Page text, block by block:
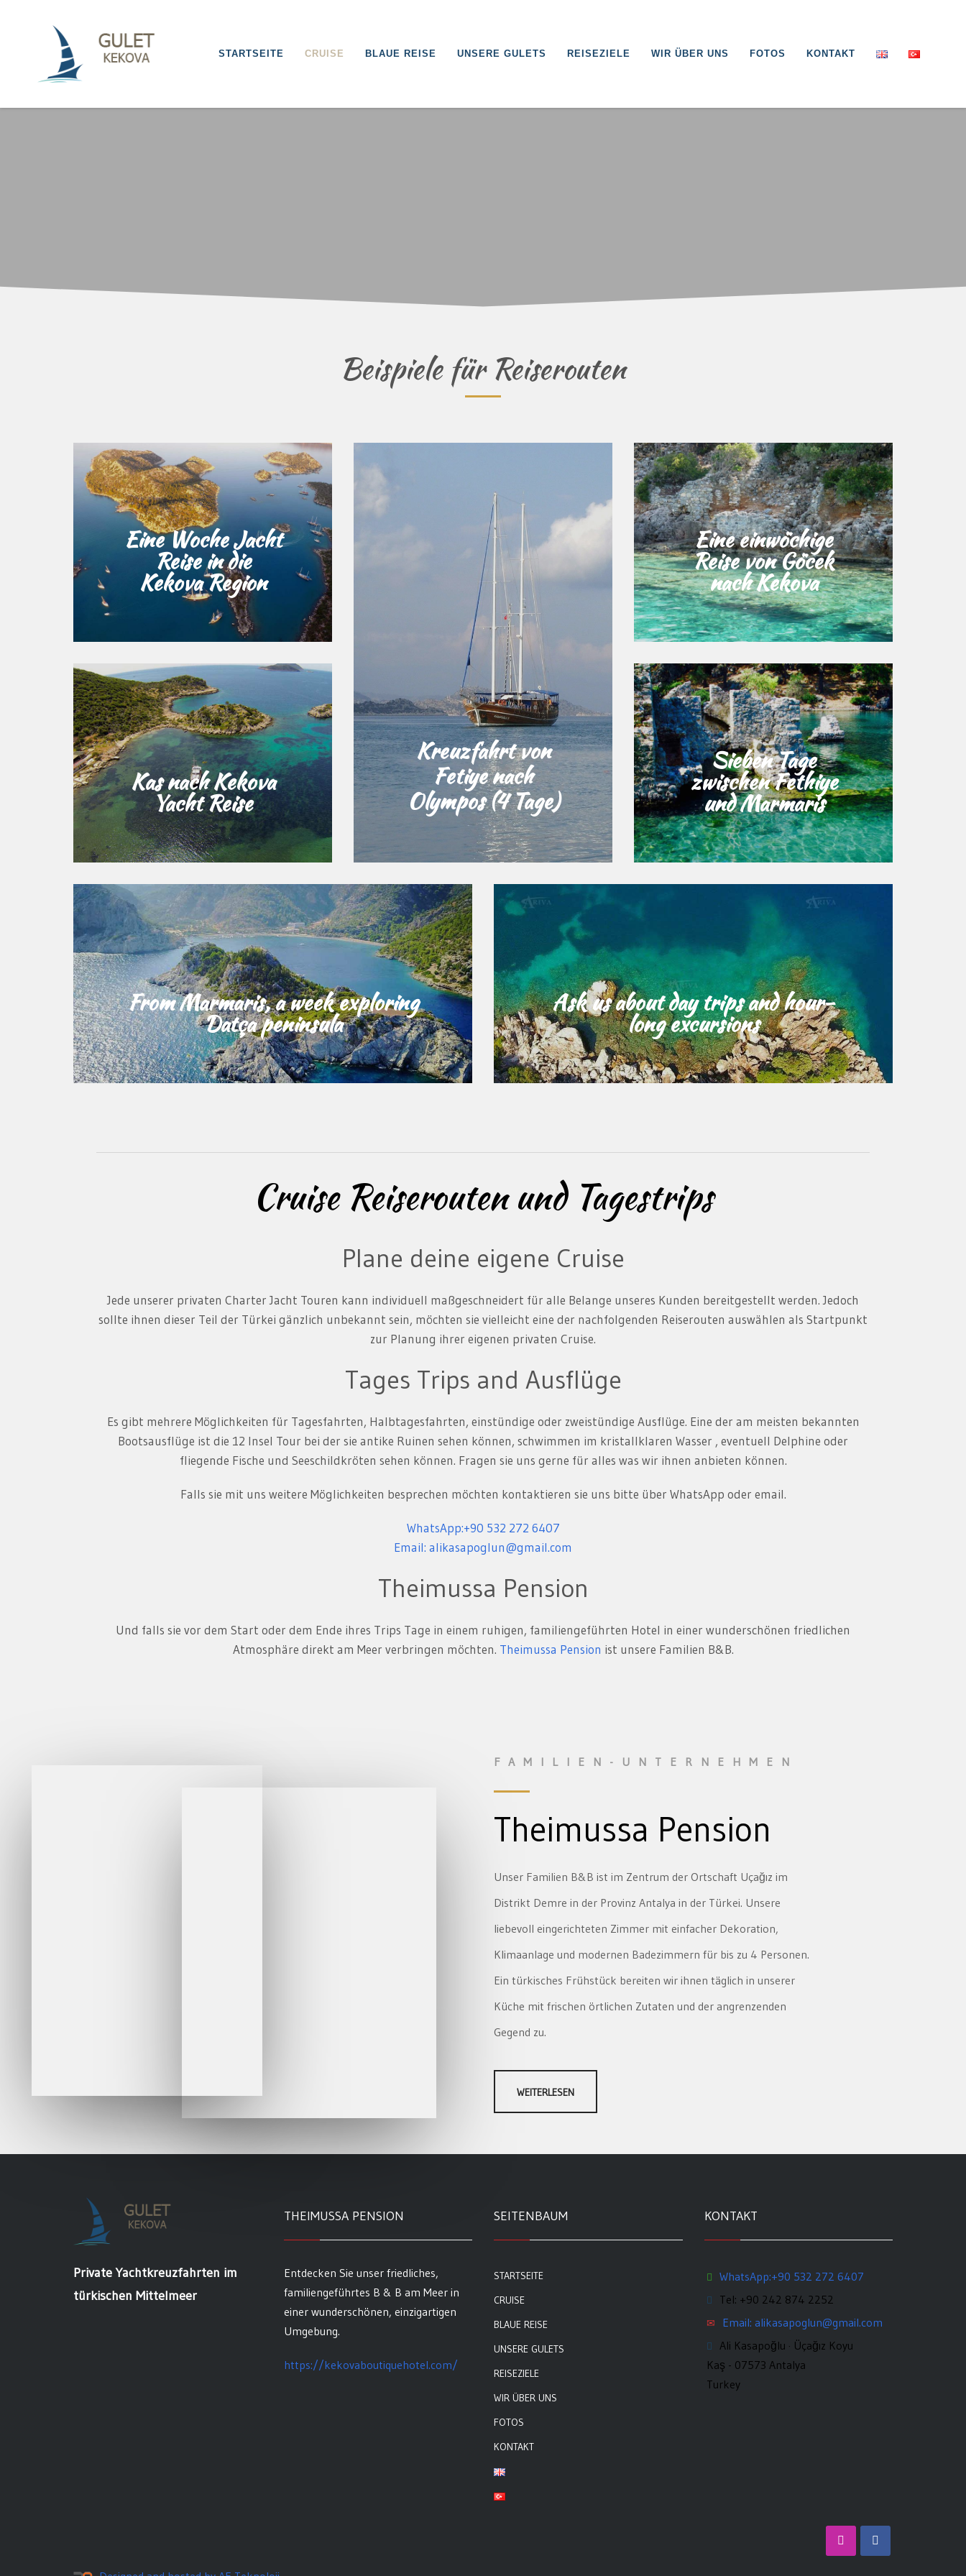
STARTSEITE CRUISE BLAUE REISE UNSERE GULETS REISEZIELE WIR ÜBER UNS FOTOS KONTAKT
Beispiele für Reiserouten
Eine Woche Jacht
Reise in die
Kekova Region
Kas nach Kekova
Yacht Reise
Kreuzfahrt von
Fetiye nach
Olympos (4 Tage)
Eine einwöchige
Reise von Göcek
nach Kekova
Sieben Tage
zwischen Fethiye
und Marmaris
From Marmaris, a week exploring
Datça peninsula
Ask us about day trips and hour-
long excursions
Cruise Reiserouten und Tagestrips
Plane deine eigene Cruise
Jede unserer privaten Charter Jacht Touren kann individuell maßgeschneidert für alle Belange unseres Kunden bereitgestellt werden. Jedoch
sollte ihnen dieser Teil der Türkei gänzlich unbekannt sein, möchten sie vielleicht eine der nachfolgenden Reiserouten auswählen als Startpunkt
zur Planung ihrer eigenen privaten Cruise.
Tages Trips and Ausflüge
Es gibt mehrere Möglichkeiten für Tagesfahrten, Halbtagesfahrten, einstündige oder zweistündige Ausflüge. Eine der am meisten bekannten
Bootsausflüge ist die 12 Insel Tour bei der sie antike Ruinen sehen können, schwimmen im kristallklaren Wasser , eventuell Delphine oder
fliegende Fische und Seeschildkröten sehen können. Fragen sie uns gerne für alles was wir ihnen anbieten können.
Falls sie mit uns weitere Möglichkeiten besprechen möchten kontaktieren sie uns bitte über WhatsApp oder email.
WhatsApp:+90 532 272 6407
Email: alikasapoglun@gmail.com
Theimussa Pension
Und falls sie vor dem Start oder dem Ende ihres Trips Tage in einem ruhigen, familiengeführten Hotel in einer wunderschönen friedlichen
Atmosphäre direkt am Meer verbringen möchten. Theimussa Pension ist unsere Familien B&B.
FAMILIEN-UNTERNEHMEN
Theimussa Pension
Unser Familien B&B ist im Zentrum der Ortschaft Uçağız im
Distrikt Demre in der Provinz Antalya in der Türkei. Unsere
liebevoll eingerichteten Zimmer mit einfacher Dekoration,
Klimaanlage und modernen Badezimmern für bis zu 4 Personen.
Ein türkisches Frühstück bereiten wir ihnen täglich in unserer
Küche mit frischen örtlichen Zutaten und der angrenzenden
Gegend zu.
WEITERLESEN
Private Yachtkreuzfahrten im
türkischen Mittelmeer
THEIMUSSA PENSION
Entdecken Sie unser friedliches,
familiengeführtes B & B am Meer in
einer wunderschönen, einzigartigen
Umgebung.
https://kekovaboutiquehotel.com/
SEITENBAUM
STARTSEITE
CRUISE
BLAUE REISE
UNSERE GULETS
REISEZIELE
WIR ÜBER UNS
FOTOS
KONTAKT
KONTAKT
WhatsApp:+90 532 272 6407
Tel: +90 242 874 2252
Email: alikasapoglun@gmail.com
Ali Kasapoğlu · Üçağız Koyu
Kaş - 07573 Antalya
Turkey